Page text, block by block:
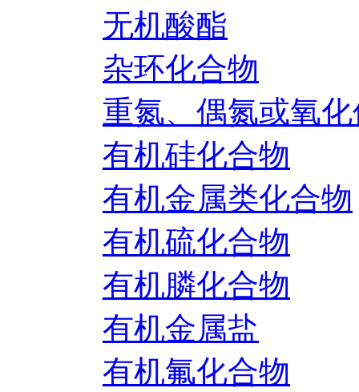
无机酸酯
杂环化合物
重氮、偶氮或氧
有机硅化合物
有机金属类化合物
有机硫化合物
有机膦化合物
有机金属盐
有机氟化合物